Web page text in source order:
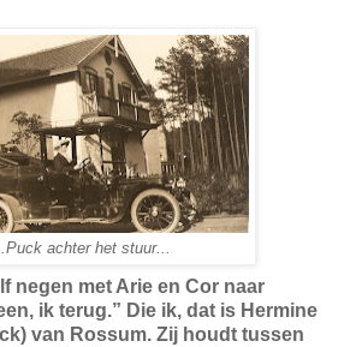
achter het stuur...
negen met Arie en Cor naar
ik terug.” Die ik, dat is Hermine
van Rossum. Zij houdt tussen